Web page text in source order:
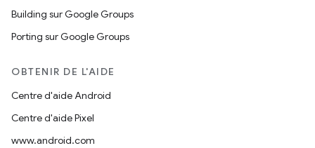
Building sur Google Groups
Porting sur Google Groups
OBTENIR DE L'AIDE
Centre d'aide Android
Centre d'aide Pixel
www.android.com